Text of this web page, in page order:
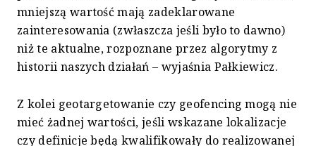
mniejszą wartość mają zadeklarowane
zainteresowania (zwłaszcza jeśli było to dawno)
niż te aktualne, rozpoznane przez algorytmy z
historii naszych działań – wyjaśnia Pałkiewicz.
Z kolei geotargetowanie czy geofencing mogą nie
mieć żadnej wartości, jeśli wskazane lokalizacje
czy definicje będą kwalifikowały do realizowanej